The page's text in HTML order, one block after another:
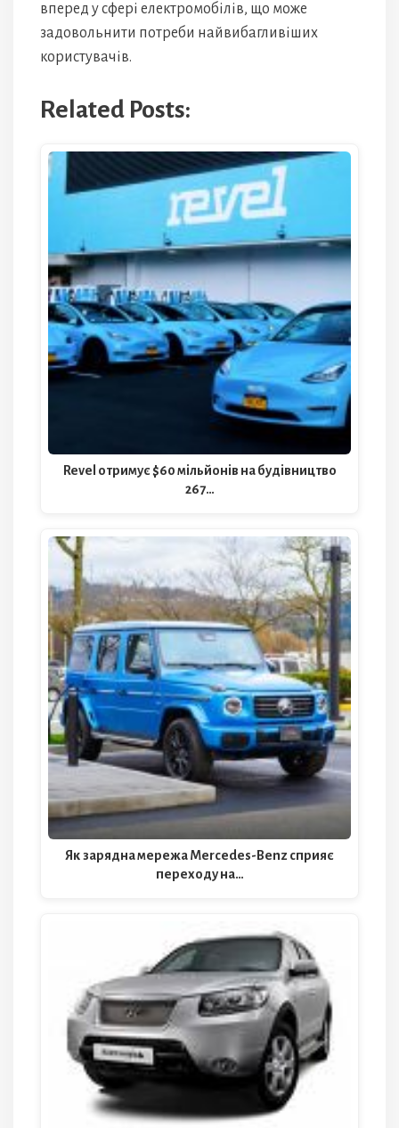
вперед у сфері електромобілів, що може
задовольнити потреби найвибагливіших
користувачів.
Related Posts:
Revel отримує $60 мільйонів на будівництво
267…
Як зарядна мережа Mercedes-Benz сприяє
переходу на…